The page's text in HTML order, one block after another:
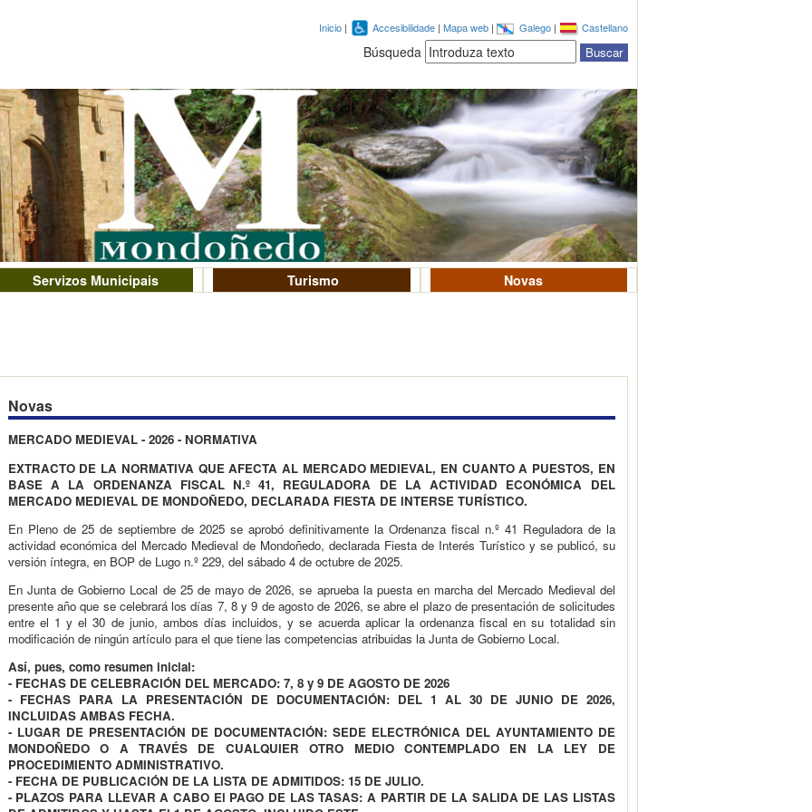
Inicio | Accesibilidade | Mapa web | Galego | Castellano
Búsqueda
Servizos Municipais Turismo Novas
Novas
MERCADO MEDIEVAL - 2026 - NORMATIVA
EXTRACTO DE LA NORMATIVA QUE AFECTA AL MERCADO MEDIEVAL, EN CUANTO A PUESTOS, EN
BASE A LA ORDENANZA FISCAL N.º 41, REGULADORA DE LA ACTIVIDAD ECONÓMICA DEL
MERCADO MEDIEVAL DE MONDOÑEDO, DECLARADA FIESTA DE INTERSE TURÍSTICO.
En Pleno de 25 de septiembre de 2025 se aprobó definitivamente la Ordenanza fiscal n.º 41 Reguladora de la
actividad económica del Mercado Medieval de Mondoñedo, declarada Fiesta de Interés Turístico y se publicó, su
versión íntegra, en BOP de Lugo n.º 229, del sábado 4 de octubre de 2025.
En Junta de Gobierno Local de 25 de mayo de 2026, se aprueba la puesta en marcha del Mercado Medieval del
presente año que se celebrará los días 7, 8 y 9 de agosto de 2026, se abre el plazo de presentación de solicitudes
entre el 1 y el 30 de junio, ambos días incluidos, y se acuerda aplicar la ordenanza fiscal en su totalidad sin
modificación de ningún artículo para el que tiene las competencias atribuidas la Junta de Gobierno Local.
Así, pues, como resumen inicial:
- FECHAS DE CELEBRACIÓN DEL MERCADO: 7, 8 y 9 DE AGOSTO DE 2026
- FECHAS PARA LA PRESENTACIÓN DE DOCUMENTACIÓN: DEL 1 AL 30 DE JUNIO DE 2026,
INCLUIDAS AMBAS FECHA.
- LUGAR DE PRESENTACIÓN DE DOCUMENTACIÓN: SEDE ELECTRÓNICA DEL AYUNTAMIENTO DE
MONDOÑEDO O A TRAVÉS DE CUALQUIER OTRO MEDIO CONTEMPLADO EN LA LEY DE
PROCEDIMIENTO ADMINISTRATIVO.
- FECHA DE PUBLICACIÓN DE LA LISTA DE ADMITIDOS: 15 DE JULIO.
- PLAZOS PARA LLEVAR A CABO El PAGO DE LAS TASAS: A PARTIR DE LA SALIDA DE LAS LISTAS